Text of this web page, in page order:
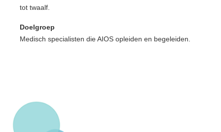
tot twaalf.
Doelgroep
Medisch specialisten die AIOS opleiden en begeleiden.